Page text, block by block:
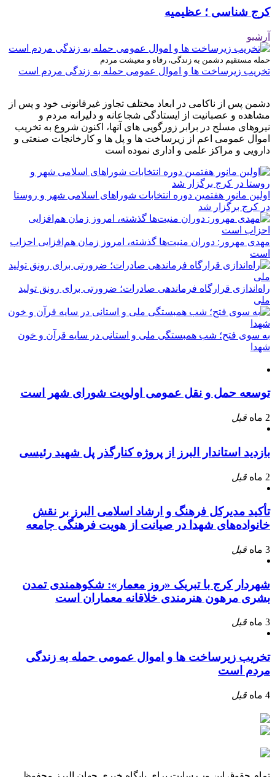
کرج شناسی ؛ عظیمیه
آرشیو
حمله مستقیم دشمن به زندگی، رفاه و معیشت مردم
تخریب زیرساخت ها و اموال عمومی حمله به زندگی مردم است
دشمن پس از ناکامی در ابعاد مختلف تجاوز غیرقانونی خود و پس از
مشاهده و عصبانیت از ایستادگی شجاعانه و دلیرانه مردم و
نیروهای مسلح در برابر زورگویی های آنها، اکنون شروع به تخریب
اموال عمومی اعم از زیرساخت ها و پل ها و کارخانجات صنعتی و
دارویی و مراکز علمی و اداری نموده است
اولین مانور هفتمین دوره انتخابات شوراهای اسلامی شهر و روستا
در کرج برگزار شد
مهدی مهرور: دوران منیت‌ها گذشته، امروز زمان هم‌افزایی احزاب
است
راه‌اندازی قرارگاه فرماندهی صادرات؛ ضرورتی برای رونق تولید
ملی
به سوی فتح؛ شب همبستگی ملی و استانی در سایه قرآن و خون
شهدا
توسعه حمل و نقل عمومی اولویت شورای شهر است
2 ماه قبل
بازدید استاندار البرز از پروژه کنارگذر پل شهید رئیسی
2 ماه قبل
تأکید مدیرکل فرهنگ و ارشاد اسلامی البرز بر نقش
خانواده‌های شهدا در صیانت از هویت فرهنگی جامعه
3 ماه قبل
شهردار کرج با تبریک «روز معمار»: شکوهمندی تمدن
بشری مرهون هنرمندی خلاقانه معماران است
3 ماه قبل
تخریب زیرساخت ها و اموال عمومی حمله به زندگی
مردم است
4 ماه قبل